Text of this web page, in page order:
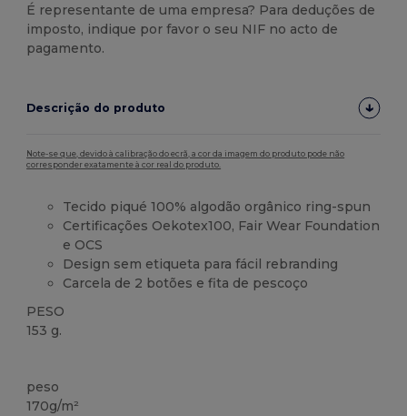
É representante de uma empresa? Para deduções de
imposto, indique por favor o seu NIF no acto de
pagamento.
Descrição do produto
Note-se que, devido à calibração do ecrã, a cor da imagem do produto pode não
corresponder exatamente à cor real do produto.
Tecido piqué 100% algodão orgânico ring-spun
Certificações Oekotex100, Fair Wear Foundation
e OCS
Design sem etiqueta para fácil rebranding
Carcela de 2 botões e fita de pescoço
PESO
153 g.
peso
170g/m²